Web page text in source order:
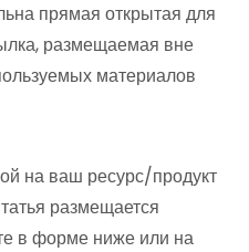
прямая открытая для
размещаемая вне
материалов
на ваш ресурс/продукт
размещается
в форме ниже или на